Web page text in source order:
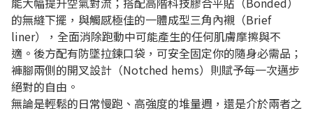
的無縫下擺，與觸感極佳的一體成型三角內襯（Brief
liner），全面消除跑動中可能產生的任何肌膚摩擦與不
適。後方配有防墜拉鍊口袋，可安全固定你的隨身必需品；
褲腳兩側的開叉設計（Notched hems）則賦予每一次邁步
絕對的自由。
無論是輕鬆的日常慢跑、高強度的堆量週，還是介於兩者之